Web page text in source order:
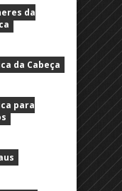
da
da Cabeça
para